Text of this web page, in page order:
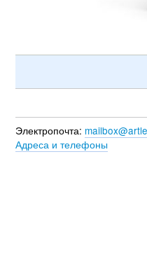
Электропочта:
Адреса и телефоны